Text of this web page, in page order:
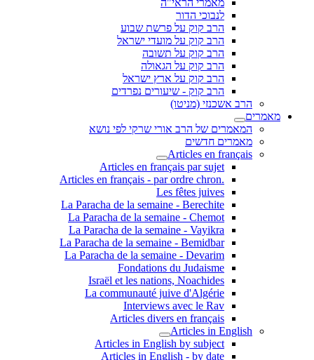
מאמרי הראי"ה
לנבוכי הדור
הרב קוק על פרשת שבוע
הרב קוק על מועדי ישראל
הרב קוק על תשובה
הרב קוק על הגאולה
הרב קוק על ארץ ישראל
הרב קוק - שיעורים נפרדים
הרב אשכנזי (מניטו)
מאמרים
המאמרים של הרב אורי שרקי לפי נושא
מאמרים חדשים
Articles en français
Articles en français par sujet
.Articles en français - par ordre chron
Les fêtes juives
La Paracha de la semaine - Berechite
La Paracha de la semaine - Chemot
La Paracha de la semaine - Vayikra
La Paracha de la semaine - Bemidbar
La Paracha de la semaine - Devarim
Fondations du Judaisme
Israël et les nations, Noachides
La communauté juive d'Algérie
Interviews avec le Rav
Articles divers en français
Articles in English
Articles in English by subject
Articles in English - by date